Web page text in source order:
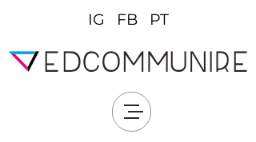
IG FB PT